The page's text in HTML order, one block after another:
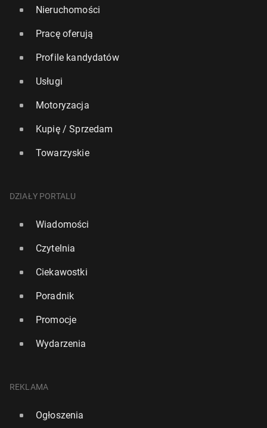
Nieruchomości
Pracę oferują
Profile kandydatów
Usługi
Motoryzacja
Kupię / Sprzedam
Towarzyskie
DZIAŁY PORTALU
Wiadomości
Czytelnia
Ciekawostki
Poradnik
Promocje
Wydarzenia
REKLAMA
Ogłoszenia